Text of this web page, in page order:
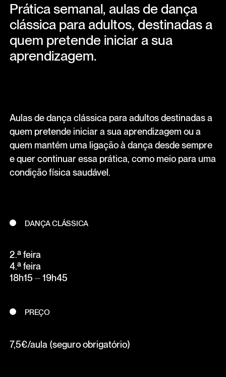
Prática semanal, aulas de dança
clássica para adultos, destinadas a
quem pretende iniciar a sua
aprendizagem.
Aulas de dança clássica para adultos destinadas a
quem pretende iniciar a sua aprendizagem ou a
quem mantém uma ligação à dança desde sempre
e quer continuar essa prática, como meio para uma
condição física saudável.
DANÇA CLÁSSICA
2.ª feira
4.ª feira
18h15 ⏤ 19h45
PREÇO
7,5€/aula (seguro obrigatório)